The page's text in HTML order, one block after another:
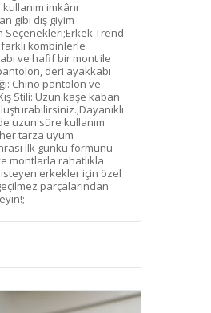
imkânı
gibi dış giyim
Seçenekleri;Erkek Trend
kombinlerle
ve hafif bir mont ile
deri ayakkabı
Chino pantolon ve
Stili: Uzun kaşe kaban
uzun süre kullanım
tarza uyum
ilk günkü formunu
montlarla rahatlıkla
erkekler için özel
parçalarından